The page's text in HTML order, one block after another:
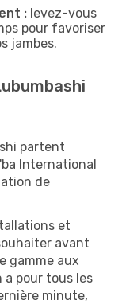
: levez-vous
pour favoriser
jambes.
partent
International
de
et
avant
gamme aux
pour tous les
minute,